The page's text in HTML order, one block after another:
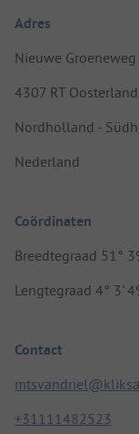
Adres
Nieuwe Groeneweg
4307 RT Oosterland
Nordholland -
Nederland
Coördinaten
Breedtegraad 51°
Lengtegraad 4° 3'
Contact
+31111482523